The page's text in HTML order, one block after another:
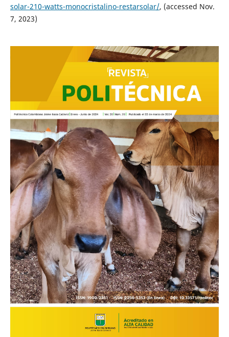
solar-210-watts-monocristalino-restarsolar/, (accessed Nov.
7, 2023)